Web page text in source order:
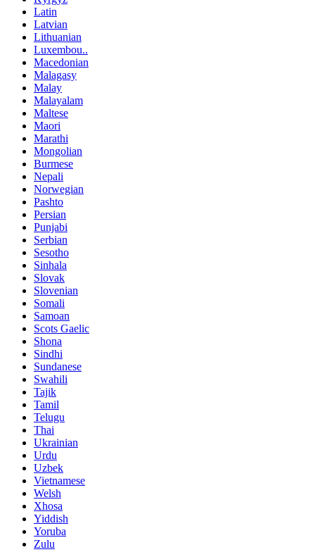
Latin
Latvian
Lithuanian
Luxembou..
Macedonian
Malagasy
Malay
Malayalam
Maltese
Maori
Marathi
Mongolian
Burmese
Nepali
Norwegian
Pashto
Persian
Punjabi
Serbian
Sesotho
Sinhala
Slovak
Slovenian
Somali
Samoan
Scots Gaelic
Shona
Sindhi
Sundanese
Swahili
Tajik
Tamil
Telugu
Thai
Ukrainian
Urdu
Uzbek
Vietnamese
Welsh
Xhosa
Yiddish
Yoruba
Zulu